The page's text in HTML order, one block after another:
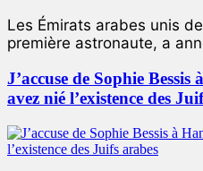
Les Émirats arabes unis
première astronaute, a
J’accuse de Sophie
avez nié l’existence des